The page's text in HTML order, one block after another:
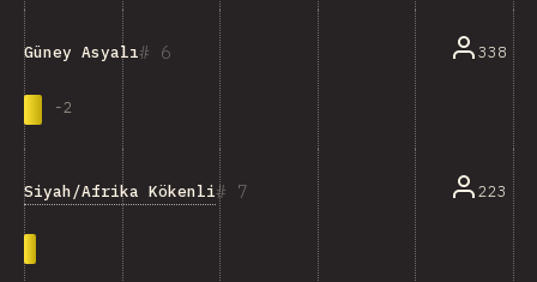
6
Güney Asyalı
-2
338
7
Siyah/Afrika Kökenli 223